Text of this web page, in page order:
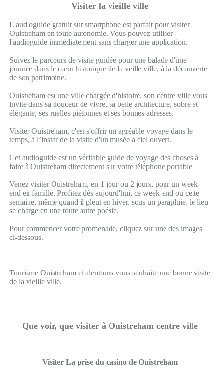
Visiter la vieille ville
L'audioguide gratuit sur smartphone est parfait pour visiter
Ouistreham en toute autonomie. Vous pouvez utiliser
l'audioguide immédiatement sans charger une application.
Suivez le parcours de visite guidée pour une balade d'une
journée dans le cœur historique de la veille ville, à la découverte
de son patrimoine.
Ouistreham est une ville chargée d'histoire, son centre ville vous
invite dans sa douceur de vivre, sa belle architecture, sobre et
élégante, ses ruelles piétonnes et ses bonnes adresses.
Visiter Ouistreham, c'est s'offrir un agréable voyage dans le
temps, à l’instar de la visite d'un musée à ciel ouvert.
Cet audioguide est un véritable guide de voyage des choses à
faire à Ouistreham directement sur votre téléphone portable.
Venez visiter Ouistreham, en 1 jour ou 2 jours, pour un week-
end en famille. Profitez dès aujourd'hui, ce week-end ou cette
semaine, même quand il pleut en hiver, sous un parapluie, le lieu
se charge en une toute autre poésie.
Pour commencer votre promenade, cliquez sur une des images
ci-dessous.
Tourisme Ouistreham et alentours vous souhaite une bonne visite
de la vieille ville.
Que voir, que visiter à Ouistreham centre ville
Visiter La prise du casino de Ouistreham